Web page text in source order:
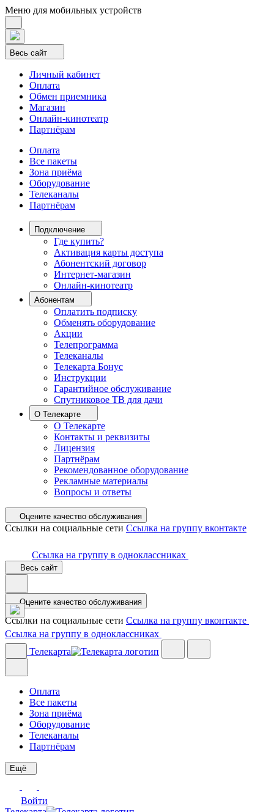
Меню для мобильных устройств
Весь сайт
Личный кабинет
Оплата
Обмен приемника
Магазин
Онлайн-кинотеатр
Партнёрам
Оплата
Все пакеты
Зона приёма
Оборудование
Телеканалы
Партнёрам
Подключение
Где купить?
Активация карты доступа
Абонентский договор
Интернет-магазин
Онлайн-кинотеатр
Абонентам
Оплатить подписку
Обменять оборудование
Акции
Телепрограмма
Телеканалы
Телекарта Бонус
Инструкции
Гарантийное обслуживание
Спутниковое ТВ для дачи
О Телекарте
О Телекарте
Контакты и реквизиты
Лицензия
Партнёрам
Рекомендованное оборудование
Рекламные материалы
Вопросы и ответы
Оцените качество обслуживания
Ссылки на социальные сети Ссылка на группу вконтакте
Ссылка на группу в одноклассниках
Весь сайт
Оцените качество обслуживания
Ссылки на социальные сети Ссылка на группу вконтакте
Ссылка на группу в одноклассниках
Телекарта
Оплата
Все пакеты
Зона приёма
Оборудование
Телеканалы
Партнёрам
Ещё
Войти